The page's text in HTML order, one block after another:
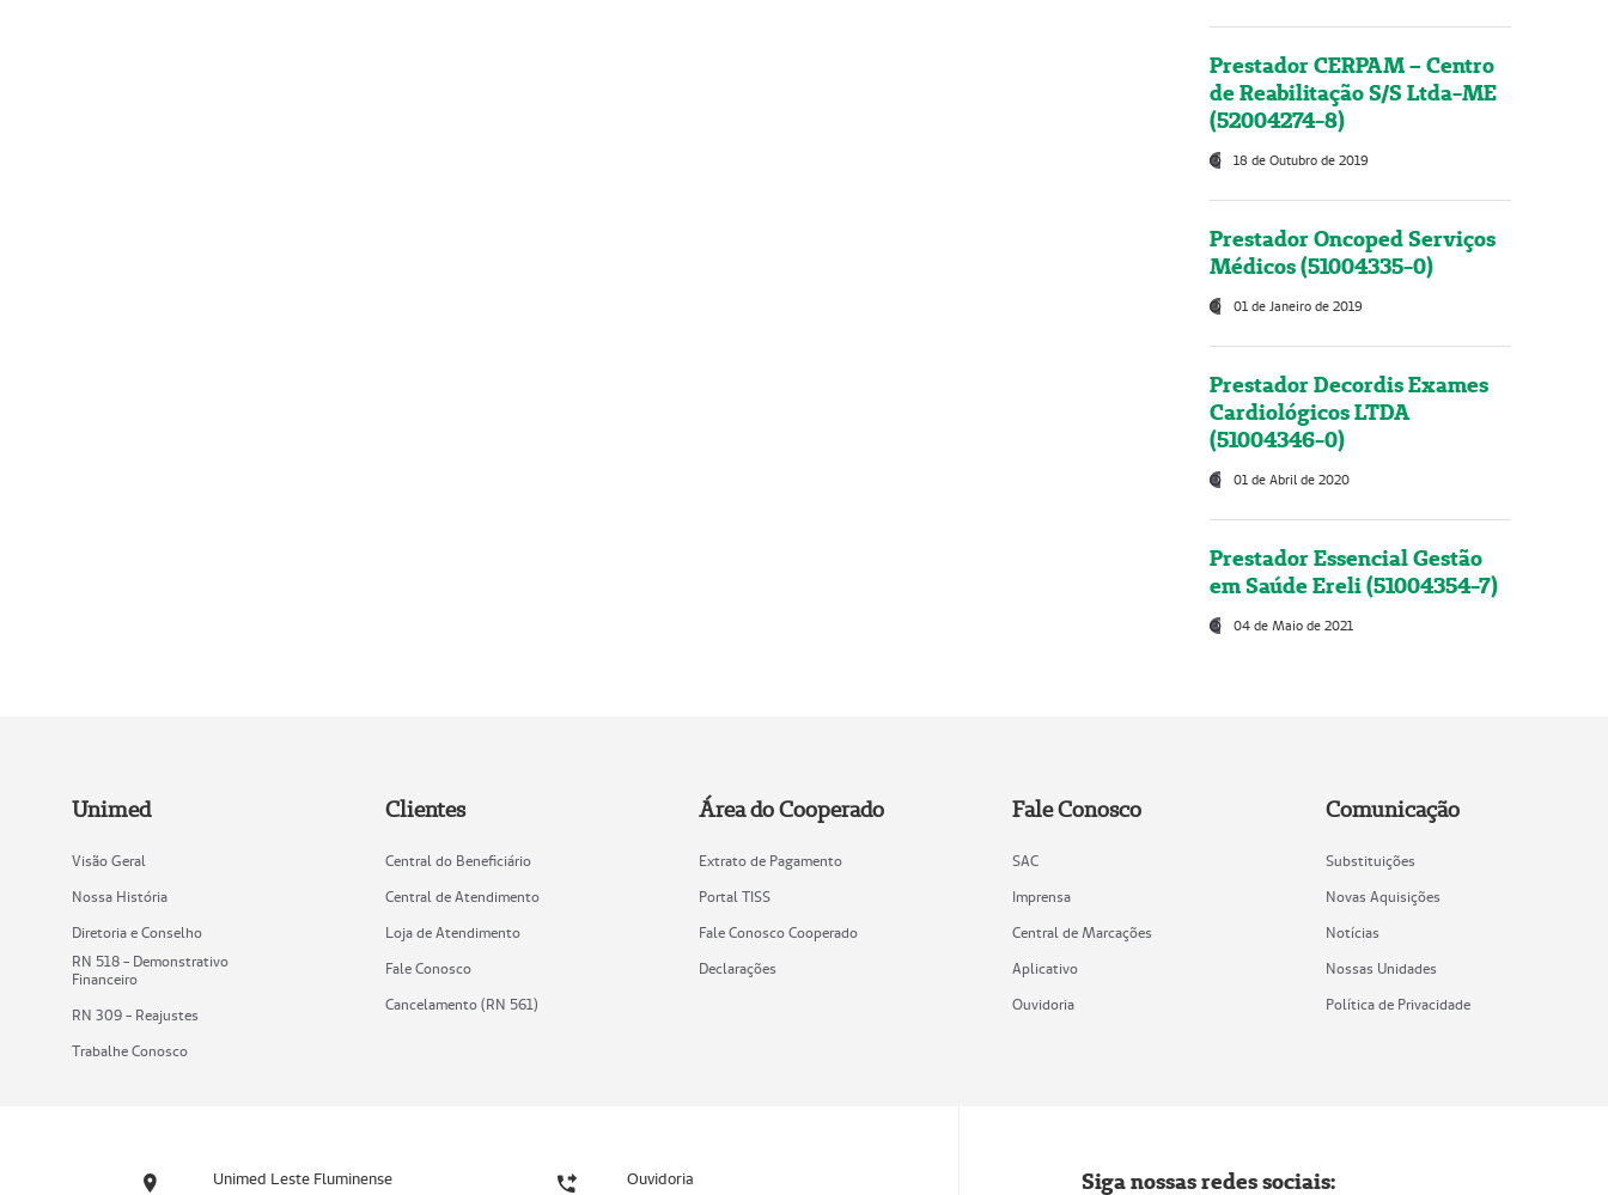
Prestador CERPAM – Centro
de Reabilitação S/S Ltda-ME
(52004274-8)
18 de Outubro de 2019
Prestador Oncoped Serviços
Médicos (51004335-0)
01 de Janeiro de 2019
Prestador Decordis Exames
Cardiológicos LTDA
(51004346-0)
01 de Abril de 2020
Prestador Essencial Gestão
em Saúde Ereli (51004354-7)
04 de Maio de 2021
Unimed
Visão Geral
Nossa História
Diretoria e Conselho
RN 518 - Demonstrativo
Financeiro
RN 309 - Reajustes
Trabalhe Conosco
Clientes
Central do Beneficiário
Central de Atendimento
Loja de Atendimento
Fale Conosco
Cancelamento (RN 561)
Área do Cooperado
Extrato de Pagamento
Portal TISS
Fale Conosco Cooperado
Declarações
Fale Conosco
SAC
Imprensa
Central de Marcações
Aplicativo
Ouvidoria
Comunicação
Substituições
Novas Aquisições
Notícias
Nossas Unidades
Política de Privacidade
Unimed Leste Fluminense Ouvidoria Siga nossas redes sociais: